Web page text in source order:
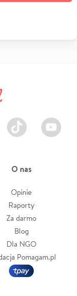
TikTok Youtube
O nas
Opinie
Raporty
Za darmo
Blog
Dla NGO
Pomagam.pl